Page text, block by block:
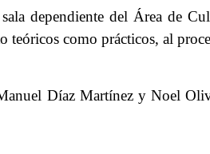
dependiente del Área de
como prácticos, al
Díaz Martínez y Noel